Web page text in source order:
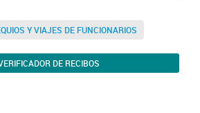
Y VIAJES DE FUNCIONARIOS
DE RECIBOS